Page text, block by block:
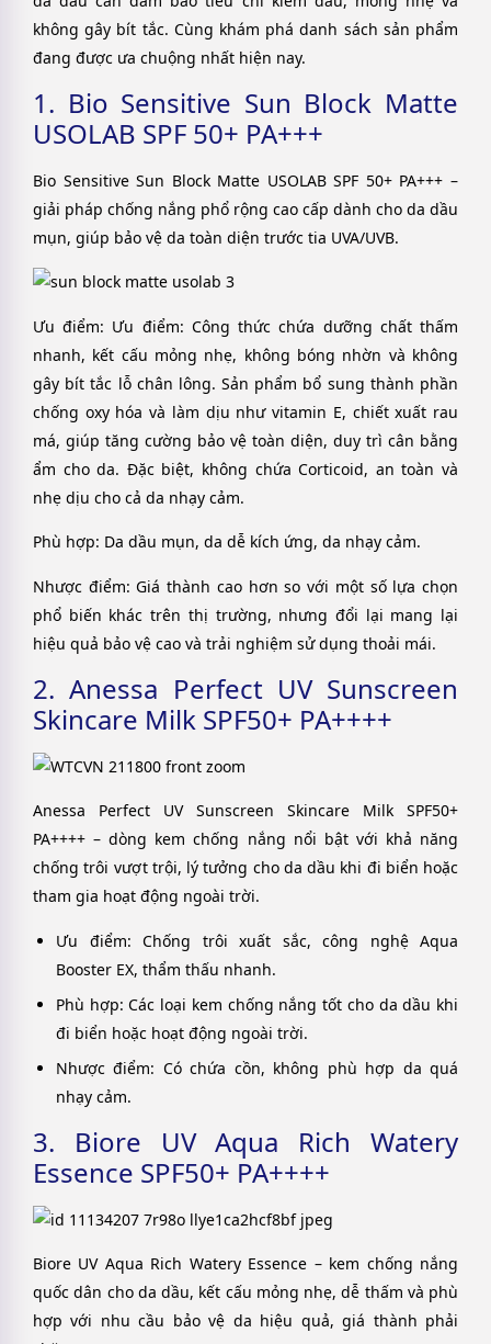
không gây bít tắc. Cùng khám phá danh sách sản phẩm
đang được ưa chuộng nhất hiện nay.
1. Bio Sensitive Sun Block Matte
USOLAB SPF 50+ PA+++
Bio Sensitive Sun Block Matte USOLAB SPF 50+ PA+++ –
giải pháp chống nắng phổ rộng cao cấp dành cho da dầu
mụn, giúp bảo vệ da toàn diện trước tia UVA/UVB.
Ưu điểm: Ưu điểm: Công thức chứa dưỡng chất thấm
nhanh, kết cấu mỏng nhẹ, không bóng nhờn và không
gây bít tắc lỗ chân lông. Sản phẩm bổ sung thành phần
chống oxy hóa và làm dịu như vitamin E, chiết xuất rau
má, giúp tăng cường bảo vệ toàn diện, duy trì cân bằng
ẩm cho da. Đặc biệt, không chứa Corticoid, an toàn và
nhẹ dịu cho cả da nhạy cảm.
Phù hợp: Da dầu mụn, da dễ kích ứng, da nhạy cảm.
Nhược điểm: Giá thành cao hơn so với một số lựa chọn
phổ biến khác trên thị trường, nhưng đổi lại mang lại
hiệu quả bảo vệ cao và trải nghiệm sử dụng thoải mái.
2. Anessa Perfect UV Sunscreen
Skincare Milk SPF50+ PA++++
Anessa Perfect UV Sunscreen Skincare Milk SPF50+
PA++++ – dòng kem chống nắng nổi bật với khả năng
chống trôi vượt trội, lý tưởng cho da dầu khi đi biển hoặc
tham gia hoạt động ngoài trời.
Ưu điểm: Chống trôi xuất sắc, công nghệ Aqua
Booster EX, thẩm thấu nhanh.
Phù hợp: Các loại kem chống nắng tốt cho da dầu khi
đi biển hoặc hoạt động ngoài trời.
Nhược điểm: Có chứa cồn, không phù hợp da quá
nhạy cảm.
3. Biore UV Aqua Rich Watery
Essence SPF50+ PA++++
Biore UV Aqua Rich Watery Essence – kem chống nắng
quốc dân cho da dầu, kết cấu mỏng nhẹ, dễ thấm và phù
hợp với nhu cầu bảo vệ da hiệu quả, giá thành phải